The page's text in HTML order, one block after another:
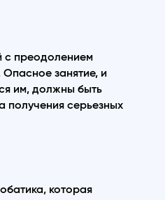
с преодолением
занятие, и
им, должны быть
получения серьезных
которая